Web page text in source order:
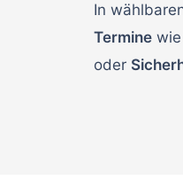
In
Terminewie
oder